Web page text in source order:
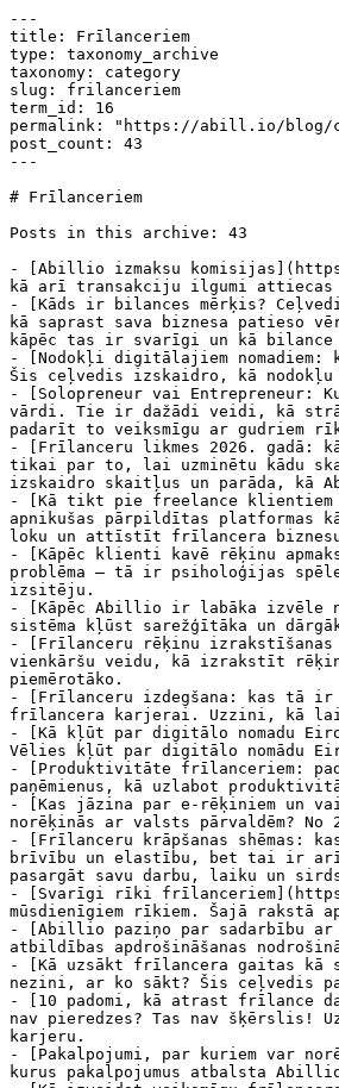
---
title: Frīlanceriem
type: taxonomy_archive
taxonomy: category
slug: frilanceriem
term_id: 16
permalink: "https://abill.io/blog/category/frilanceriem/"
post_count: 43
---

# Frīlanceriem

Posts in this archive: 43

- [Abillio izmaksu komisijas](https://abill.io/blog/abillio-izmaksu-komisijas/) — Uzziniet, kādi izmaksu veidi pieejami Abillio lietotājiem, kādas komisijas maksas, kā arī transakciju ilgumi attiecas uz katru no šiem veidiem.
- [Kāds ir bilances mērķis? Ceļvedis frīlanceriem un solo-uzņēmējiem](https://abill.io/blog/bilances-merkis/) — Kāds ir bilances mērķis? Tā ir vispārskatāmākā metode, kā saprast sava biznesa patieso vērtību. Tu precīzi zināsi, kas Tev pieder, kas Tev jāmaksā, un kas paliek pāri. Šis ceļvedis parāda frīlanceriem un solo-uzņēmējiem, kāpēc tas ir svarīgi un kā bilance var palīdzēt pieņemt gudrākus biznesa lēmumus.
- [Nodokļi digitālajiem nomadiem: kas tev jāzina (2026)](https://abill.io/blog/taxes-for-digital-nomads/) — Strādā no visurienes, bet neesi drošs, kur maksā nodokļus? Šis ceļvedis izskaidro, kā nodokļu rezidence darbojas digitālajiem nomadiem 2025. gadā – bez liekiem vārdiem, tikai tas, kas tev tiešām jāzina.
- [Solopreneur vai Entrepreneur: Kurš esi tu?](https://abill.io/blog/solopreneur-vs-entrepreneur/) — Solopreneur, entrepreneur, frīlanceris… tie nav tikai moderni vārdi. Tie ir dažādi veidi, kā strādāt un attīstīt biznesu. Šis ceļvedis visu izskaidro vienkārši, lai tu saprastu, kurš no tiem esi tu, kādu biznesu tu būvē un kā padarīt to veiksmīgu ar gudriem rīkiem, piemēram, Abillio.
- [Frīlanceru likmes 2026. gadā: kā noteikt savas (ar reāliem Abillio datiem)](https://abill.io/blog/frilanceru-likmes-2025-gada/) — Noteikt savu frīlancera likmi nav tikai par to, lai uzminētu kādu skaitli – tas ir par reāliem datiem, savas vērtības apzināšanos un biznesa veidošanu, kas tevi godīgi apmaksā. Šī rokasgrāmata izskaidro skaitļus un parāda, kā Abillio palīdz tev cenot gudrāk.
- [Kā tikt pie freelance klientiem bez Upwork un Fiverr platformu izmantošanas](https://abill.io/blog/freelance-klienti-bez-platformam/) — Ja esi frīlanceris, kuram apnikušas pārpildītas platformas kā Upwork un Fiverr, tu neesi viens. Šajā ceļvedī uzzināsi pārbaudītus veidus, kā atrast labākus klientus, izmantot savu kontaktu loku un attīstīt frīlancera biznesu, kas balstīts uz uzticību — nevis uz zemākajām cenām.
- [Kāpēc klienti kavē rēķinu apmaksu: neapmaksāto rēķinu psiholoģija](https://abill.io/blog/neapmaksato-rekinu-psihologija/) — Neapmaksāti rēķini nav tikai finanšu problēma — tā ir psiholoģijas spēle. Uzzini, kā ar empātiju, gudru pieeju un pārdomātu sistēmu panākt, lai klienti maksā laikā un tu vairs nekļūtu par parādu izsitēju.
- [Kāpēc Abillio ir labāka izvēle nekā autoratlīdzības līgums?](https://abill.io/blog/kapec-abillio-ir-labaka-izvele-neka-autoratlidzibas-ligums/) — Autoratlīdzības sistēma kļūst sarežģītāka un dārgāka. Uzzini, kā Abillio piedāvā vienkāršāku veidu, kā strādāt un saņemt samaksu bez lieka stresa.
- [Frīlanceru rēķinu izrakstīšanas rīki: labākās izvēles 2026. gadā](https://abill.io/blog/frilanceru-rekinu-izrakstisanas-riki-labakas-izveles-2025-gada/) — Meklē vienkāršu veidu, kā izrakstīt rēķinus un tikt galā ar nodokļiem kā frīlanceris? Mēs salīdzinājām populārākos rīkus 2025. gadam, lai palīdzētu tev izvēlēties sev piemērotāko.
- [Frīlanceru izdegšana: kas tā ir un kā no tās izvairīties](https://abill.io/blog/frilanceru-izdegsana/) — Izdegšana ir viens no nopietnākajiem šķēršļiem veiksmīgai frīlancera karjerai. Uzzini, kā laikus pamanīt brīdinājuma signālus un ieviest vienkāršus paņēmienus, lai pasargātu savu enerģiju un labsajūtu.
- [Kā kļūt par digitālo nomadu Eiropā: pieci svarīgi padomi panākumiem](https://abill.io/blog/ka-klut-par-digitalo-nomadu-eiropa-pieci-svarigi-padomi-panakumiem/) — Vēlies kļūt par digitālo nomādu Eiropā? Uzzini, kā izveidot stabilu ienākumu plūsmu, izvēlēties labāko galamērķi, plānot finanses un veidot noderīgus kontaktus!
- [Produktivitāte frīlanceriem: padomi un ceļvedis](https://abill.io/blog/produktivitate-frilanceriem-padomi-un-celvedis/) — Uzzini praktiskus un efektīvus paņēmienus, kā uzlabot produktivitāti, saglabāt darba un dzīves līdzsvaru un veiksmīgi sasniegt savus mērķus kā frīlancerim!
- [Kas jāzina par e-rēķiniem un vai Abillio tos atbalsta?](https://abill.io/blog/kas-jazina-par-e-rekiniem-un-vai-abillio-tos-atbalsta/) — Vai tu esi frīlanceris, kas norēķinās ar valsts pārvaldēm? No 2025. gada 1. janvāra mainās prasības e-rēķiniem. Uzzini vairāk!
- [Frīlanceru krāpšanas shēmas: kas tās ir un kā no tām izvairīties](https://abill.io/blog/frilanceru-krapsanas-shemas-ka-no-tam-izvairities/) — Frīlancošana piedāvā brīvību un elastību, bet tai ir arī riski — piemēram, iespēja kļūt par krāpnieku upuri. Uzzini izplatītāko frīlanceru krāpšanas shēmu brīdinājuma pazīmes un iemācies pasargāt savu darbu, laiku un sirdsmieru.
- [Svarīgi rīki frīlanceriem](https://abill.io/blog/svarigi-riki-frilanceriem/) — Freelanceri, kas vēlas uzlabot savu darba plūsmu, var iegūt lielu labumu no mūsdienīgiem rīkiem. Šajā rakstā aplūkosim būtiskākos rīkus, kas palīdzēs tev veiksmīgi pārvaldīt projektus, uzdevumus, klientus un rēķinus.
- [Abillio paziņo par sadarbību ar exali](https://abill.io/blog/abillio-pazino-par-sadarbibu-ar-exali/) — Abillio paziņo par sadarbību ar exali, profesionālās atbildības apdrošināšanas nodrošinātāju pašnodarbinātajiem un frīlanceriem visā Eiropā
- [Kā uzsākt frīlancera gaitas kā studentam: noderīgs ceļvedis](https://abill.io/blog/frilanceris-students/) — Vai esi students, kurš vēlas sākt frīlancēt, bet nezini, ar ko sākt? Šis ceļvedis palīdzēs tev atrast nišu, veidot portfolio un balansēt mācības ar darbu, lai veiksmīgi uzsāktu karjeru!
- [10 padomi, kā atrast frīlance darbu bez pieredzes](https://abill.io/blog/10-padomi-ka-klut-par-frilanceri-bez-pieredzes/) — Vai vēlies kļūt par frīlanceri, bet tev nav pieredzes? Tas nav šķērslis! Uzzini 10 praktiskus padomus, kā atrast pirmos klientus, uzlabot prasmes un izveidot portfolio, lai uzsāktu veiksmīgu frīlancera karjeru.
- [Pakalpojumi, par kuriem var norēķināties ar Abillio starpniecību](https://abill.io/blog/pakalpojumi-par-kuriem-var-norekinaties-ar-abillio-starpniecibu/) — Uzzini, kurus pakalpojumus atbalsta Abillio platforma
- [Kā izveidot veiksmīgu frīlancera portfolio Instagramā?](https://abill.io/blog/ka-izveidot-veiksmigu-frilancera-portfolio-instagrama/) — Vēlies iegūt vairāk frīlansera projektus? Uzzini vienkāršus Instagram SEO padomus, lai uzlabotu profila redzamību un piesaistītu klientus ar izceļošu portfolio!
- [IIN izmaiņas sākot ar 2025. gadu](https://abill.io/blog/iin-izmainas-sakot-ar-2025-gadu/) — Uzzini kādas iedzīvotāju ienākumu nodokļa (IIN) izmaiņas gaidāmas 2025. gadā un vai tas ietekmēs tevi!
- [Labākās vietas digitālajiem nomadiem Eiropā  ](https://abill.io/blog/labakas-vietas-digitalajiem-nomadiem-eiropa/) — Uzzini Eiropas slēptos dārgakmeņus digitālajiem nomadiem ar pieejamām dzīves izmaksām un kultūru. Tādas pilsētas kā Ļubļana, Porto un Zagreba ir lieliski piemērotas attālinātam darbam.
- [Kā pāriet no pilna laika darbu uz frīlancingu](https://abill.io/blog/ka-pariet-no-pilna-laika-darbu-uz-frilancingu/) — Vai apsver domu atteikties no pilna laika darba un pāriet uz frīlancingu? Uzzini galvenos soļus, kas palīdzēs veiksmīgi pāriet uz frīlancera karjeru.
- [Mentālās veselības padomi digitālajiem nomadiem](https://abill.io/blog/mentalas-veselibas-padomi-digitalajiem-nomadiem/) — Digitālā nomada dzīvesveids šķiet pievilcīgs ar savu brīvību un eksotiskajām vietām, taču tam ir arī savi izaicinājumi. Uzziniet, kā saglabāt labu garīgo veselību, strādājot un ceļojot pa pasauli.
- [Abillio ievieš Stablecoin maksājumus fīlanceriem](https://abill.io/blog/abillio-ievies-kriptovalutu-stablecoin-maksajumus-filanceriem/) — Frīlanceriem vairs nav jāgaida dienām ilgi uz starptautiskiem pārskaitījumiem! Abillio tagad piedāvā ātrus un pieejamus USDC kripto maksājumus uz Solana tīkla, sadarbojoties ar Coinspaid.
- [5 iemesli, kāpēc intravertiem frīlanceriem ir izdevīgi izmantot rēķinu izrakstīšanas platformas](https://abill.io/blog/5-iemesli-kapec-intravertiem-frilanceriem-ir-izdevigi-izmantot-rekinu-izrakstisanas-platformas/) — Frīlanceri, īpaši introverti, var iegūt lielas priekšrocības, izmantojot pareizos rīkus, lai pārvaldītu savu darbu efektīvāk un profesionālāk. Vēlies uzzināt, kā tas darbojas? Uzzini, kā vienkāršot savus uzdevumus!
- [Kā ietaupīt laiku uz administratīvajiem uzdevumiem?](https://abill.io/blog/ka-ietaupit-laiku-uz-administrativajiem-uzdevumiem/) — Klientu darbs un administratīvie uzdevumi var būt nogurdinoši frīlanceriem. Atklāj stratēģijas un rīkus, lai vienkāršotu administratīvos darbus un koncentrētos uz izciliem rezultātiem un karjeras izaugsmi.
- [YouTuberi arī raud](https://abill.io/blog/youtuberi-ari-raud/)
- [Kā frīlanceriem noteikt savas cenas?](https://abill.io/blog/ka-frilanceriem-noteikt-savas-cenas/) — Vai tev grūti noteikt savas frīlancera pakalpojumu cenas? Uzzini, kā noteikt cenas, kas atspoguļo tavas prasmes, izdevumus un tirgus apstākļus, lai saņemtu taisnīgu atlīdzību.
- [Rēķinu izrakstīšanas māksla: 5 profesionāli padomi frīlanceriem](https://abill.io/blog/rekinu-izrakstisanas-maksla-5-profesionali-padomi-frilanceriem/) — Rēķinu izrakstīšanas apgūšana ir būtiska frīlanceriem, kuri vēlas optimizēt savu rēķinu procesu un nodrošināt savlaicīgus maksājumus. Uzzini profesionālus padomus, kas uzlabos tavu finanšu pārvaldību un parādīs tavu profesionalitāti klientiem.
- [Labākās neobankas frīlanceriem](https://abill.io/blog/labakas-neobankas-frilanceriem/) — Neobankas revolūcionē frīlanceru banku pakalpojumus, piedāvājot pilnībā digitālus risinājumus, kas piemēroti mūsdienīgiem un tehnoloģiski zinošiem profesionāļiem. Uzzini, kura neobanka vislabāk atbilst tavām vajadzībām un kā tā var vienkāršot tavu finanšu pārvaldību kā frīlancerim.
- [Ceļvedis labākajām rakstniecības frīlance darba vietnēm](https://abill.io/blog/celvedis-laba